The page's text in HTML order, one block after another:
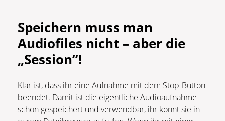
Speichern muss man
Audiofiles nicht – aber die
„Session“!
Klar ist, dass ihr eine Aufnahme mit dem Stop-Button
beendet. Damit ist die eigentliche Audioaufnahme
schon gespeichert und verwendbar, ihr könnt sie in